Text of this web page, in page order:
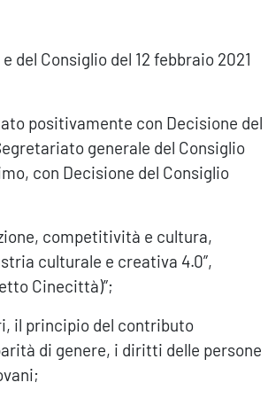
del Consiglio del 12 febbraio 2021
positivamente con Decisione del
generale del Consiglio
con Decisione del Consiglio
competitività e cultura,
culturale e creativa 4.0”,
Cinecittà)”;
il principio del contributo
di genere, i diritti delle persone